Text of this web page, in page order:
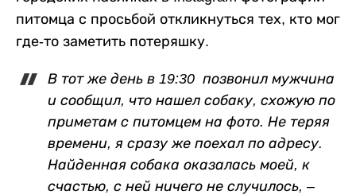
питомца с просьбой откликнуться тех, кто мог
где-то заметить потеряшку.
В тот же день в 19:30 позвонил мужчина
и сообщил, что нашел собаку, схожую по
приметам с питомцем на фото. Не теряя
времени, я сразу же поехал по адресу.
Найденная собака оказалась моей, к
счастью, с ней ничего не случилось, –